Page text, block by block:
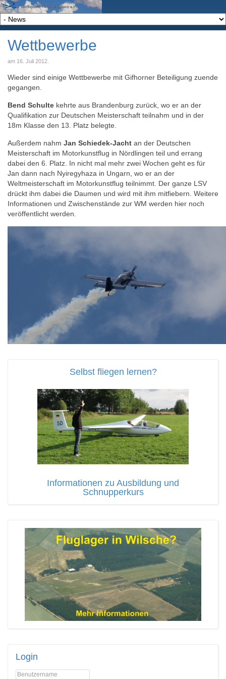
Wettbewerbe
am 16. Juli 2012
Wieder sind einige Wettbewerbe mit Gifhorner Beteiligung zuende
gegangen.
Bend Schulte kehrte aus Brandenburg zurück, wo er an der
Qualifikation zur Deutschen Meisterschaft teilnahm und in der
18m Klasse den 13. Platz belegte.
Außerdem nahm Jan Schiedek-Jacht an der Deutschen
Meisterschaft im Motorkunstflug in Nördlingen teil und errang
dabei den 6. Platz. In nicht mal mehr zwei Wochen geht es für
Jan dann nach Nyiregyhaza in Ungarn, wo er an der
Weltmeisterschaft im Motorkunstflug teilnimmt. Der ganze LSV
drückt ihm dabei die Daumen und wird mit ihm mitfiebern. Weitere
Informationen und Zwischenstände zur WM werden hier noch
veröffentlicht werden.
Selbst fliegen lernen?
Informationen zu Ausbildung und
Schnupperkurs
Login